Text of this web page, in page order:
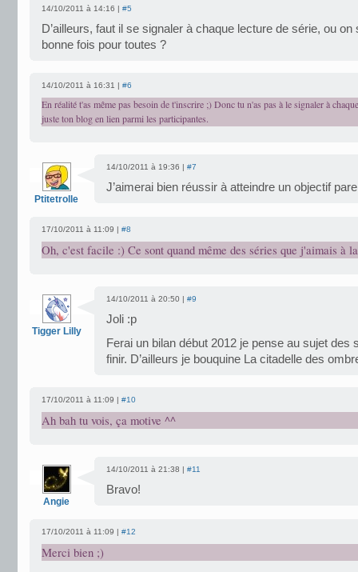
14/10/2011 à 14:16 | #5
D’ailleurs, faut il se signaler à chaque lecture de série, ou on
bonne fois pour toutes ?
14/10/2011 à 16:31 | #6
En réalité t'as même pas besoin de t'inscrire ;) Donc tu n'as pas à le signaler à
juste ton blog en lien parmi les participantes.
Ptitetrolle
14/10/2011 à 19:36 | #7
J’aimerai bien réussir à atteindre un objectif
17/10/2011 à 11:09 | #8
Oh, c'est facile :) Ce sont quand même des séries que j'aimais à
Tigger Lilly
14/10/2011 à 20:50 | #9
Joli :p
Ferai un bilan début 2012 je pense au sujet des
finir. D’ailleurs je bouquine La citadelle des
17/10/2011 à 11:09 | #10
Ah bah tu vois, ça motive ^^
Angie
14/10/2011 à 21:38 | #11
Bravo!
17/10/2011 à 11:09 | #12
Merci bien ;)